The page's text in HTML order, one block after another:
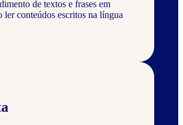
de textos e frases em
ler conteúdos escritos na língua